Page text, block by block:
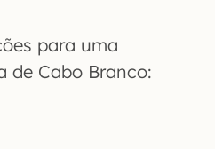
para uma
de Cabo Branco: